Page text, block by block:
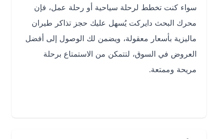
سواء كنت تخطط لرحلة سياحية أو رحلة عمل، فإن
محرك البحث دايركت يُسهل عليك حجز تذاكر طيران
ماليزية بأسعار معقولة، ويضمن لك الوصول إلى أفضل
العروض في السوق، لتتمكن من الاستمتاع برحلة
مريحة وممتعة.